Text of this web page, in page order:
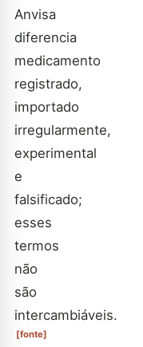
Anvisa
diferencia
medicamento
registrado,
importado
irregularmente,
experimental
e
falsificado;
esses
termos
não
são
intercambiáveis.
[fonte]